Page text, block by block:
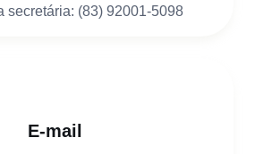
secretária: (83) 92001-5098
E-mail